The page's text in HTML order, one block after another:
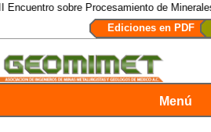
sobre Procesamiento de Minerales / 6
Ediciones en PDF
Menú